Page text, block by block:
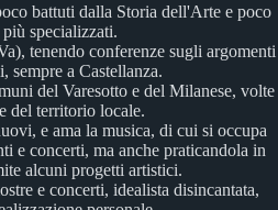
battuti dalla Storia dell'Arte e poco
specializzati.
tenendo conferenze sugli argomenti
sempre a Castellanza.
del Varesotto e del Milanese, volte
del territorio locale.
e ama la musica, di cui si occupa
e concerti, ma anche praticandola in
alcuni progetti artistici.
e concerti, idealista disincantata,